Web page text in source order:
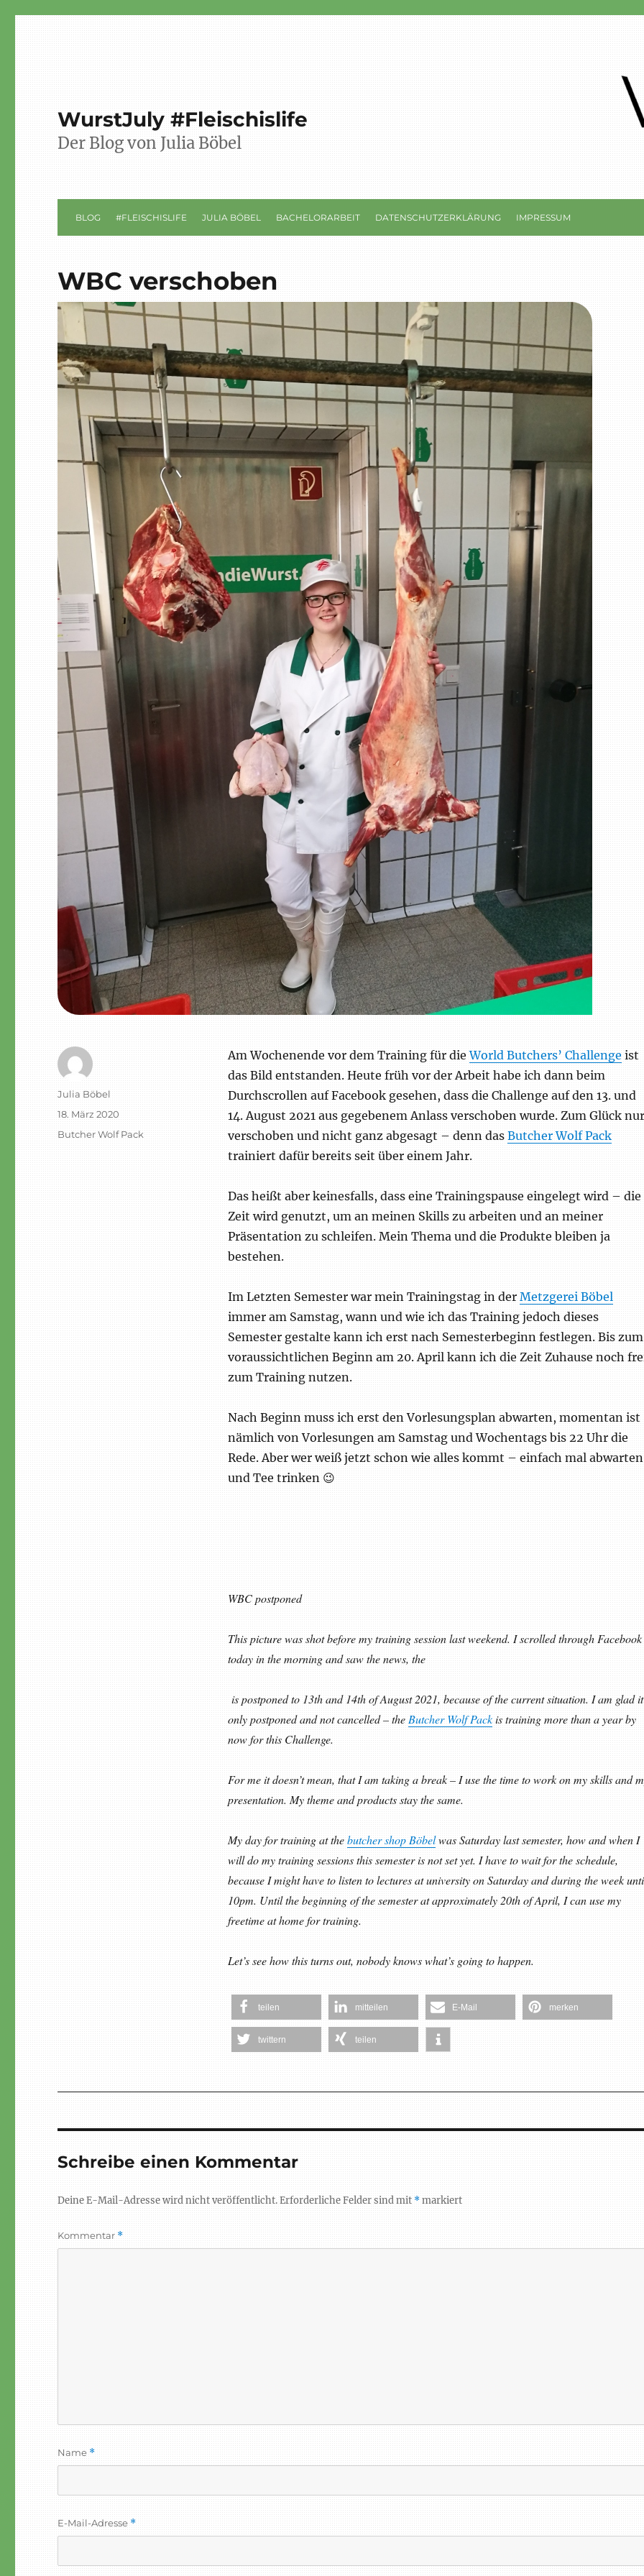
WurstJuly #Fleischislife
Der Blog von Julia Böbel
BLOG #FLEISCHISLIFE JULIA BÖBEL BACHELORARBEIT DATENSCHUTZERKLÄRUNG IMPRESSUM
WBC verschoben
Am Wochenende vor dem Training für dieWorld Butchers’ Challenge ist
das Bild entstanden. Heute früh vor der Arbeit habe ich dann beim
Durchscrollen auf Facebook gesehen, dass die Challenge auf den 13. und
14. August 2021 aus gegebenem Anlass verschoben wurde. Zum Glück nur
verschoben und nicht ganz abgesagt – denn das Butcher Wolf Pack
trainiert dafür bereits seit über einem Jahr.
Das heißt aber keinesfalls, dass eine Trainingspause eingelegt wird – die
Zeit wird genutzt, um an meinen Skills zu arbeiten und an meiner
Präsentation zu schleifen. Mein Thema und die Produkte bleiben ja
bestehen.
Im Letzten Semester war mein Trainingstag in der Metzgerei Böbel
immer am Samstag, wann und wie ich das Training jedoch dieses
Semester gestalte kann ich erst nach Semesterbeginn festlegen. Bis zum
voraussichtlichen Beginn am 20. April kann ich die Zeit Zuhause noch
zum Training nutzen.
Nach Beginn muss ich erst den Vorlesungsplan abwarten, momentan ist
nämlich von Vorlesungen am Samstag und Wochentags bis 22 Uhr die
Rede. Aber wer weiß jetzt schon wie alles kommt – einfach mal abwarten
und Tee trinken 😉
WBC postponed
This picture was shot before my training session last weekend. I scrolled through Facebook
today in the morning and saw the news, the
is postponed to 13th and 14th of August 2021, because of the current situation. I am glad
only postponed and not cancelled – the Butcher Wolf Packis training more than a year by
now for this Challenge.
For me it doesn’t mean, that I am taking a break – I use the time to work on my skills and
presentation. My theme and products stay the same.
My day for training at thebutcher shop Böbelwas Saturday last semester, how and when I
will do my training sessions this semester is not set yet. I have to wait for the schedule,
because I might have to listen to lectures at university on Saturday and during the week
10pm. Until the beginning of the semester at approximately 20th of April, I can use my
freetime at home for training.
Let’s see how this turns out, nobody knows what’s going to happen.
teilen mitteilen E-Mail merken
twittern teilen
Autor
Julia Böbel
Veröffentlicht
18. März 2020
Schlagwörter
Butcher Wolf Pack
Schreibe einen Kommentar
Deine E-Mail-Adresse wird nicht veröffentlicht.Erforderliche Felder sind mit *markiert
Kommentar *
Name *
E-Mail-Adresse *